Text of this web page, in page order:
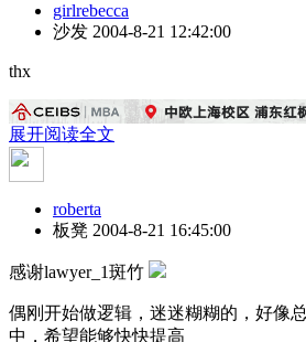
girlrebecca
沙发 2004-8-21 12:42:00
thx
展开阅读全文
roberta
板凳 2004-8-21 16:45:00
感谢lawyer_1斑竹
偶刚开始做逻辑，迷迷糊糊的，好像
中，希望能够快快提高